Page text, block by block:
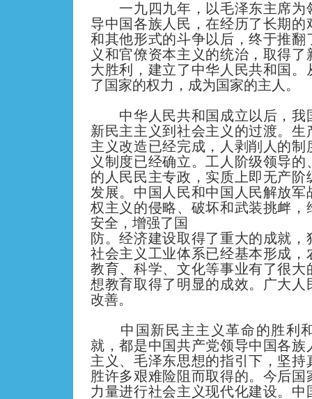
一九四九年，以毛泽东主席为
导中国各族人民，在经历了长期的
和其他形式的斗争以后，终于推翻
义和官僚资本主义的统治，取得
大胜利，建立了中华人民共和国。
了国家的权力，成为国家的主人。
中华人民共和国成立以后，我
新民主主义到社会主义的过渡。生
主义改造已经完成，人剥削人的制
义制度已经确立。工人阶级领导
的人民民主专政，实质上即无产阶
发展。中国人民和中国人民解放军
权主义的侵略、破坏和武装挑衅，
安全，增强了国
防。经济建设取得了重大的成就
社会主义工业体系已经基本形成，
教育、科学、文化等事业有了很大
想教育取得了明显的成效。广大人
改善。
中国新民主主义革命的胜利
就，都是中国共产党领导中国各族
主义、毛泽东思想的指引下，坚持
胜许多艰难险阻而取得的。今后
力量进行社会主义现代化建设。中